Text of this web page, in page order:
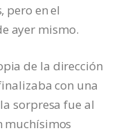
pero en el
ayer mismo.
de la dirección
con una
sorpresa fue al
muchísimos